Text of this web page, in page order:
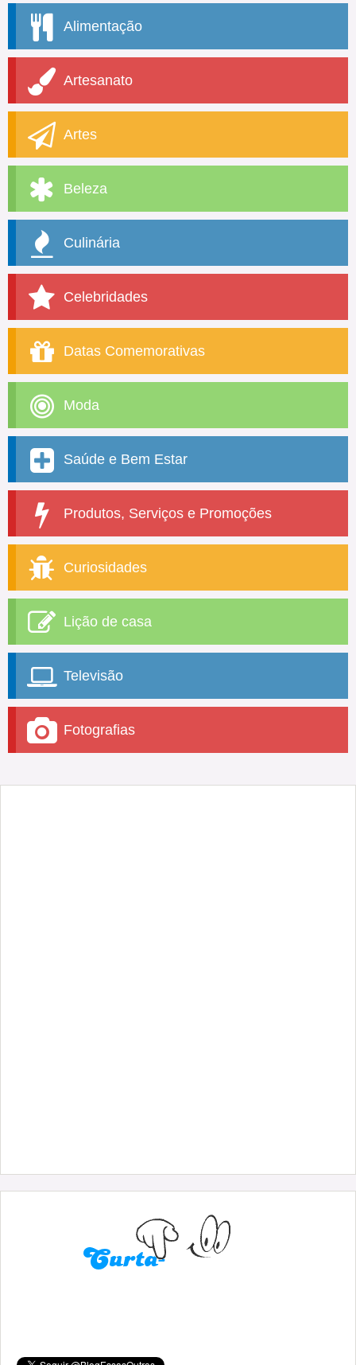
Alimentação
Artesanato
Artes
Beleza
Culinária
Celebridades
Datas Comemorativas
Moda
Saúde e Bem Estar
Produtos, Serviços e Promoções
Curiosidades
Lição de casa
Televisão
Fotografias